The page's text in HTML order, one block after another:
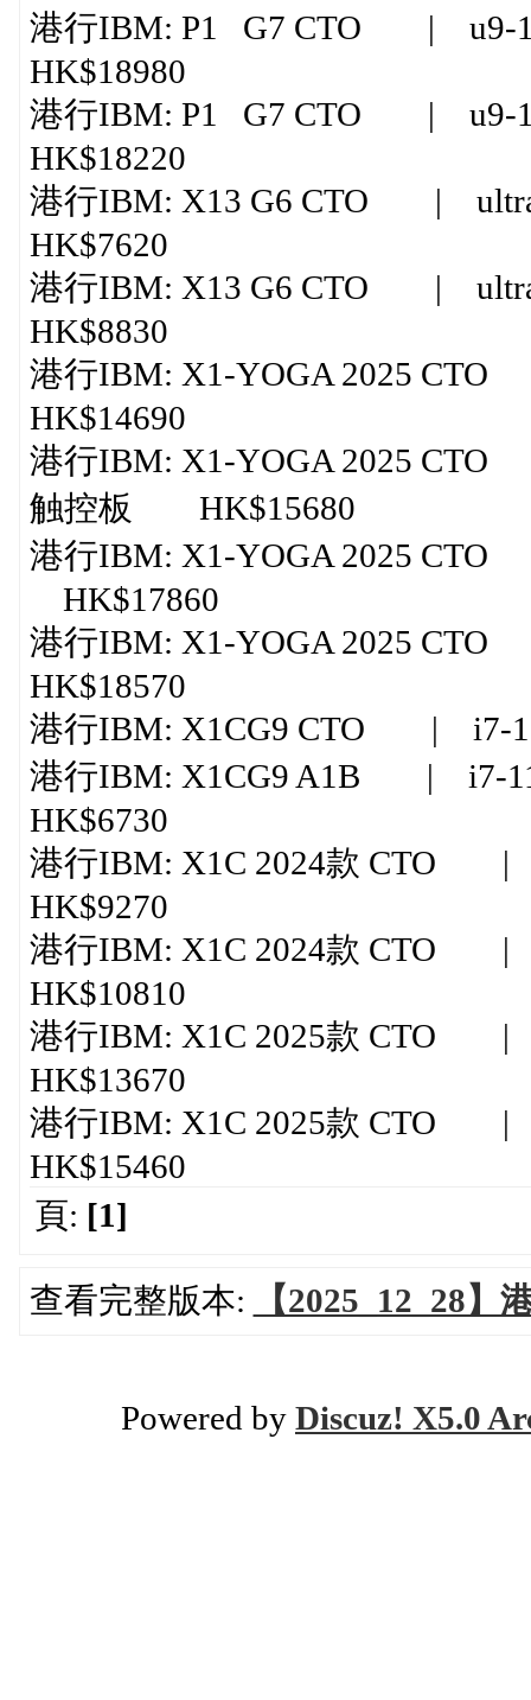
港行IBM: P1 G7 CTO | u9-
HK$18980
港行IBM: P1 G7 CTO | u9-
HK$18220
港行IBM: X13 G6 CTO |
HK$7620
港行IBM: X13 G6 CTO |
HK$8830
港行IBM: X1-YOGA 2025
HK$14690
港行IBM: X1-YOGA 2025
触控板 HK$15680
港行IBM: X1-YOGA 2025
HK$17860
港行IBM: X1-YOGA 2025
HK$18570
港行IBM: X1CG9 CTO | i7-
港行IBM: X1CG9 A1B | i7-
HK$6730
港行IBM: X1C 2024款 CTO |
HK$9270
港行IBM: X1C 2024款 CTO
HK$10810
港行IBM: X1C 2025款 CTO
HK$13670
港行IBM: X1C 2025款 CTO
HK$15460
頁: [1]
查看完整版本: 【2025_12_28
Powered by Discuz! X5.0